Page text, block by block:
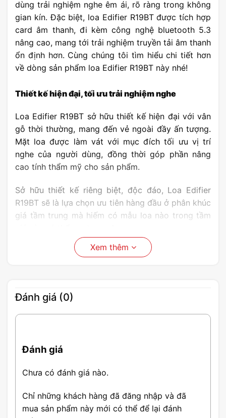
dùng trải nghiệm nghe êm ái, rõ ràng trong không
gian kín. Đặc biệt, loa Edifier R19BT được tích hợp
card âm thanh, đi kèm công nghệ bluetooth 5.3
nâng cao, mang tới trải nghiệm truyền tải âm thanh
ổn định hơn. Cùng chúng tôi tìm hiểu chi tiết hơn
về dòng sản phẩm loa Edifier R19BT này nhé!
Thiết kế hiện đại, tối ưu trải nghiệm nghe
Loa Edifier R19BT sở hữu thiết kế hiện đại với vân
gỗ thời thường, mang đến vẻ ngoài đầy ấn tượng.
Mặt loa được làm vát với mục đích tối ưu vị trí
nghe của người dùng, đồng thời góp phần nâng
cao tính thẩm mỹ cho sản phẩm.
Sở hữu thiết kế riêng biệt, độc đáo, Loa Edifier
R19BT sẽ là lựa chọn ưu tiên hàng đầu ở phân khúc
giá tầm trung mà hiếm có mẫu loa nào trong tầm
Xem thêm
Đánh giá (0)
Đánh giá
Chưa có đánh giá nào.
Chỉ những khách hàng đã đăng nhập và đã
mua sản phẩm này mới có thể để lại đánh